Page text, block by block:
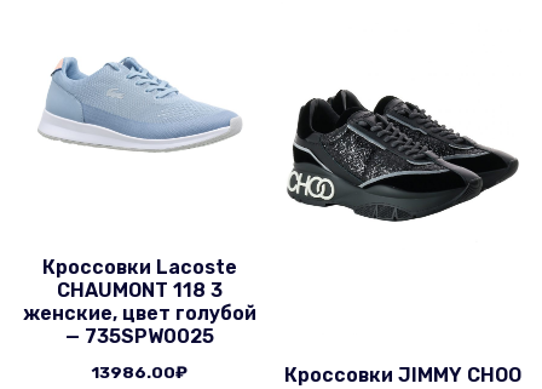
Кроссовки Lacoste
CHAUMONT 118 3
женские, цвет голубой
— 735SPW0025
13986.00₽
Кроссовки JIMMY CHOO